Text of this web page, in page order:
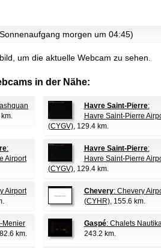
morgen um 04:45)
um die aktuelle Webcam zu sehen.
in der Nähe:
km.
Havre Saint-Pierre:
Havre Saint-Pierre
(CYGV), 129.4 km.
:
Airport
Havre Saint-Pierre:
Havre Saint-Pierre
(CYGV), 129.4 km.
Airport
Chevery: Chevery
(CYHR), 155.6 km.
Menier
km.
Gaspé: Chalets
243.2 km.